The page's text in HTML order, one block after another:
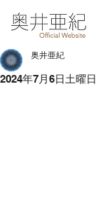
2024年7月6日土曜日
奥井亜紀